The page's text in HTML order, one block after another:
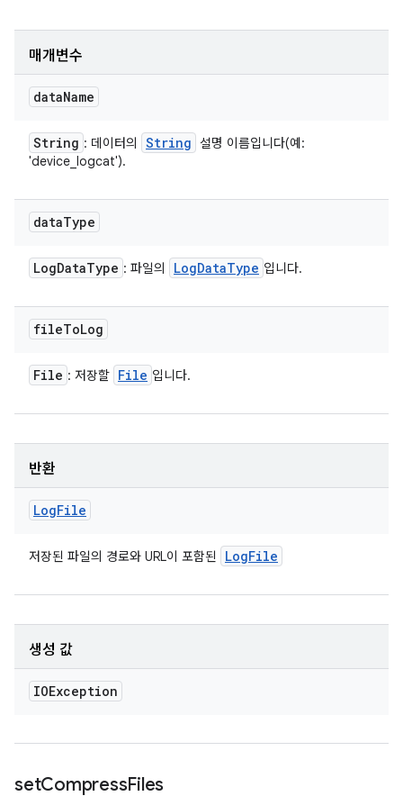
매개변수
dataName
String : 데이터의 String
설명 이름입니다(예:
'device_logcat').
dataType
LogDataType : 파일의 LogDataType 입니다.
fileToLog
File : 저장할 File 입니다.
반환
LogFile
저장된 파일의 경로와 URL이 포함된 LogFile
생성 값
IOException
setCompressFiles